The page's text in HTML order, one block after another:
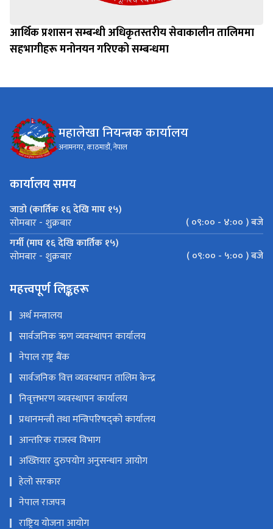
आर्थिक प्रशासन सम्बन्धी अधिकृतस्तरीय सेवाकालीन तालिममा
सहभागीहरू मनोनयन गरिएको सम्बन्धमा
महालेखा नियन्त्रक कार्यालय
अनामनगर, काठमाडौं, नेपाल
कार्यालय समय
जाडो (कार्तिक १६ देखि माघ १५)
सोमबार - शुक्रबार
( ०९:०० - ४:०० ) बजे
गर्मी (माघ १६ देखि कार्तिक १५)
सोमबार - शुक्रबार ( ०९:०० - ५:०० ) बजे
महत्त्वपूर्ण लिङ्कहरू
अर्थ मन्त्रालय
सार्वजनिक ऋण व्यवस्थापन कार्यालय
नेपाल राष्ट्र बैंक
सार्वजनिक वित्त व्यवस्थापन तालिम केन्द्र
निवृत्तभरण व्यवस्थापन कार्यालय
प्रधानमन्त्री तथा मन्त्रिपरिषद्को कार्यालय
आन्तरिक राजस्व विभाग
अख्तियार दुरुपयोग अनुसन्धान आयोग
हेलो सरकार
नेपाल राजपत्र
राष्ट्रिय योजना आयोग